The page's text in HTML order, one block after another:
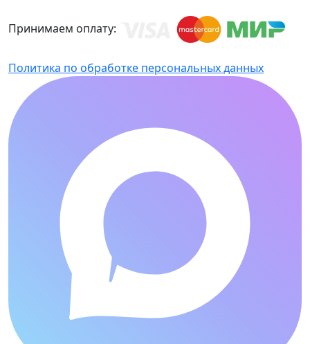
Принимаем оплату:
Политика по обработке персональных данных